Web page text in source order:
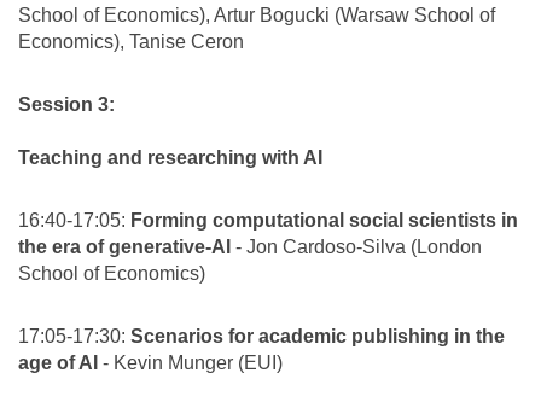
School of Economics), Artur Bogucki (Warsaw School of
Economics), Tanise Ceron
Session 3:
Teaching and researching with AI
16:40-17:05: Forming computational social scientists in
the era of generative-AI - Jon Cardoso-Silva (London
School of Economics)
17:05-17:30: Scenarios for academic publishing in the
age of AI - Kevin Munger (EUI)